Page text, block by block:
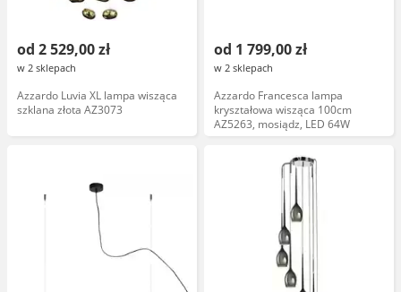
od 2 529,00 zł
w 2 sklepach
Azzardo Luvia XL lampa wisząca
szklana złota AZ3073
od 1 799,00 zł
w 2 sklepach
Azzardo Francesca lampa
kryształowa wisząca 100cm
AZ5263, mosiądz, LED 64W